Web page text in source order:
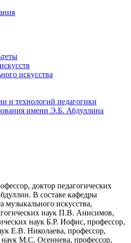
искусства
и технологий педагогики
имени Э.Б. Абдуллина
доктор педагогических
В составе кафедры
музыкального искусства,
наук П.В. Анисимов,
наук Б.Р. Иофис, профессор,
Е.В. Николаева, профессор,
наук М.С. Осеннева, профессор,